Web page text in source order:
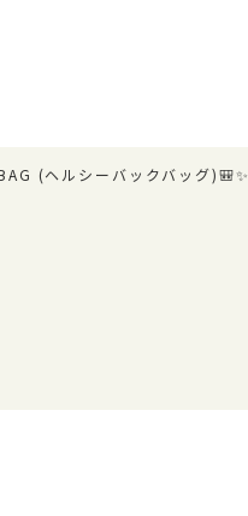
(ヘルシーバックバッグ)🎒✨